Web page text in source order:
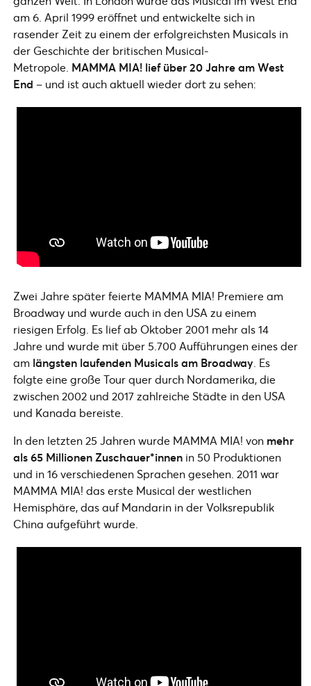
am 6. April 1999 eröffnet und entwickelte sich in
rasender Zeit zu einem der erfolgreichsten Musicals in
der Geschichte der britischen Musical-
Metropole. MAMMA MIA! lief über 20 Jahre am West
End – und ist auch aktuell wieder dort zu sehen:
Zwei Jahre später feierte MAMMA MIA! Premiere am
Broadway und wurde auch in den USA zu einem
riesigen Erfolg. Es lief ab Oktober 2001 mehr als 14
Jahre und wurde mit über 5.700 Aufführungen eines der
am längsten laufenden Musicals am Broadway. Es
folgte eine große Tour quer durch Nordamerika, die
zwischen 2002 und 2017 zahlreiche Städte in den USA
und Kanada bereiste.
In den letzten 25 Jahren wurde MAMMA MIA! von mehr
als 65 Millionen Zuschauer*innen in 50 Produktionen
und in 16 verschiedenen Sprachen gesehen. 2011 war
MAMMA MIA! das erste Musical der westlichen
Hemisphäre, das auf Mandarin in der Volksrepublik
China aufgeführt wurde.